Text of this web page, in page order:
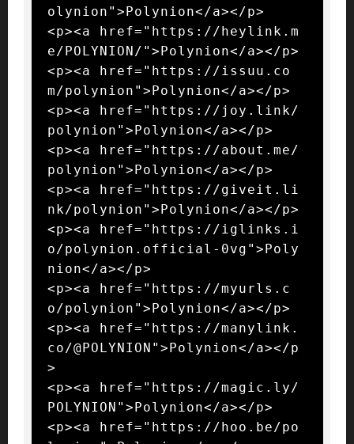
olynion">Polynion</a></p>
<p><a href="https://heylink.m
e/POLYNION/">Polynion</a></p>
<p><a href="https://issuu.co
m/polynion">Polynion</a></p>
<p><a href="https://joy.link/
polynion">Polynion</a></p>
<p><a href="https://about.me/
polynion">Polynion</a></p>
<p><a href="https://giveit.li
nk/polynion">Polynion</a></p>
<p><a href="https://iglinks.i
o/polynion.official-0vg">Poly
nion</a></p>
<p><a href="https://myurls.c
o/polynion">Polynion</a></p>
<p><a href="https://manylink.
co/@POLYNION">Polynion</a></p
>
<p><a href="https://magic.ly/
POLYNION">Polynion</a></p>
<p><a href="https://hoo.be/po